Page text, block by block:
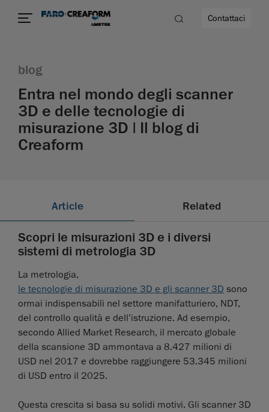
Contattaci
blog
Entra nel mondo degli scanner
3D e delle tecnologie di
misurazione 3D | Il blog di
Creaform
Article Related
Scopri le misurazioni 3D e i diversi
sistemi di metrologia 3D
La metrologia,
le tecnologie di misurazione 3D e gli scanner 3D sono
ormai indispensabili nel settore manifatturiero, NDT,
del controllo qualità e dell’istruzione. Ad esempio,
secondo Allied Market Research, il mercato globale
della scansione 3D ammontava a 8.427 milioni di
USD nel 2017 e dovrebbe raggiungere 53.345 milioni
di USD entro il 2025.
Questa crescita si basa su solidi motivi. Gli scanner 3D